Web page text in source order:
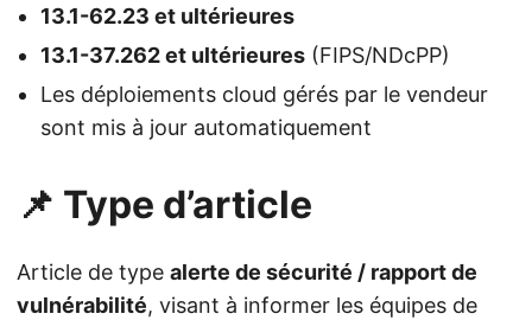
13.1-62.23 et ultérieures
13.1-37.262 et ultérieures (FIPS/NDcPP)
Les déploiements cloud gérés par le vendeur
sont mis à jour automatiquement
📌 Type d’article
Article de type alerte de sécurité / rapport de
vulnérabilité, visant à informer les équipes de